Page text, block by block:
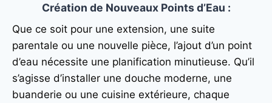
Création de Nouveaux Points d’Eau :
Que ce soit pour une extension, une suite
parentale ou une nouvelle pièce, l’ajout d’un point
d’eau nécessite une planification minutieuse. Qu’il
s’agisse d’installer une douche moderne, une
buanderie ou une cuisine extérieure, chaque